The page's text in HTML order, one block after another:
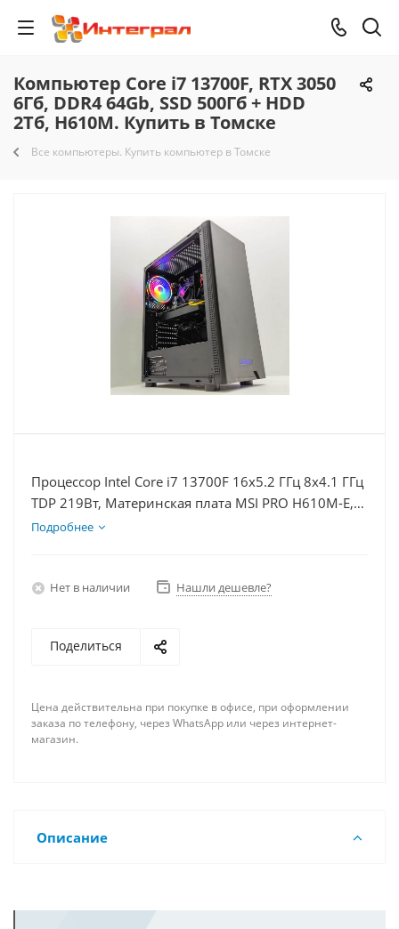
Компьютер Core i7 13700F, RTX 3050
6Гб, DDR4 64Gb, SSD 500Гб + HDD
2Тб, H610M. Купить в Томске
Все компьютеры. Купить компьютер в Томске
Процессор Intel Core i7 13700F 16x5.2 ГГц 8x4.1 ГГц
TDP 219Вт, Материнская плата MSI PRO H610M-E,
Видеокарта RTX 3050 6Гб, Память DDR4 64Gb,
Подробнее
Нет в наличии Нашли дешевле?
Поделиться
Цена действительна при покупке в офисе, при оформлении
заказа по телефону, через WhatsApp или через интернет-
магазин.
Описание